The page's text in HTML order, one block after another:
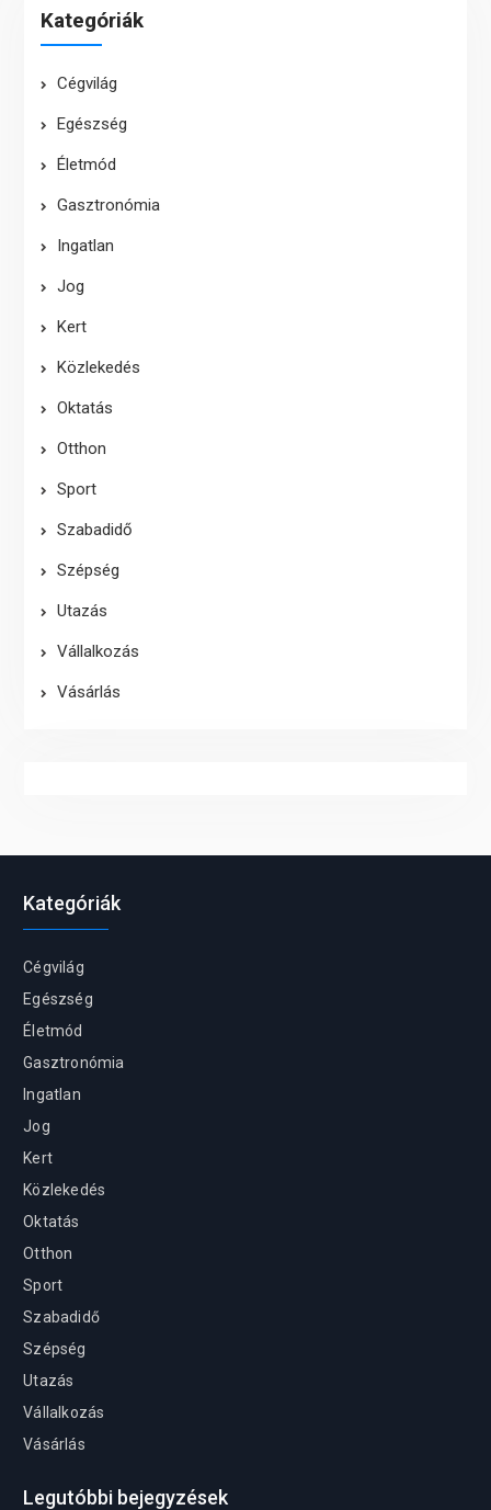
Kategóriák
Cégvilág
Egészség
Életmód
Gasztronómia
Ingatlan
Jog
Kert
Közlekedés
Oktatás
Otthon
Sport
Szabadidő
Szépség
Utazás
Vállalkozás
Vásárlás
Kategóriák
Cégvilág
Egészség
Életmód
Gasztronómia
Ingatlan
Jog
Kert
Közlekedés
Oktatás
Otthon
Sport
Szabadidő
Szépség
Utazás
Vállalkozás
Vásárlás
Legutóbbi bejegyzések